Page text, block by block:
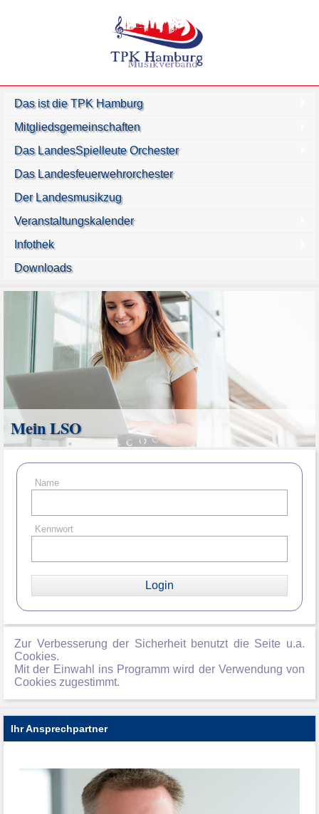
Das ist die TPK Hamburg
Mitgliedsgemeinschaften
Das LandesSpielleute Orchester
Das Landesfeuerwehrorchester
Der Landesmusikzug
Veranstaltungskalender
Infothek
Downloads
Mein LSO
Name
Kennwort
Zur Verbesserung der Sicherheit benutzt die Seite u.a.
Cookies.
Mit der Einwahl ins Programm wird der Verwendung von
Cookies zugestimmt.
Ihr Ansprechpartner